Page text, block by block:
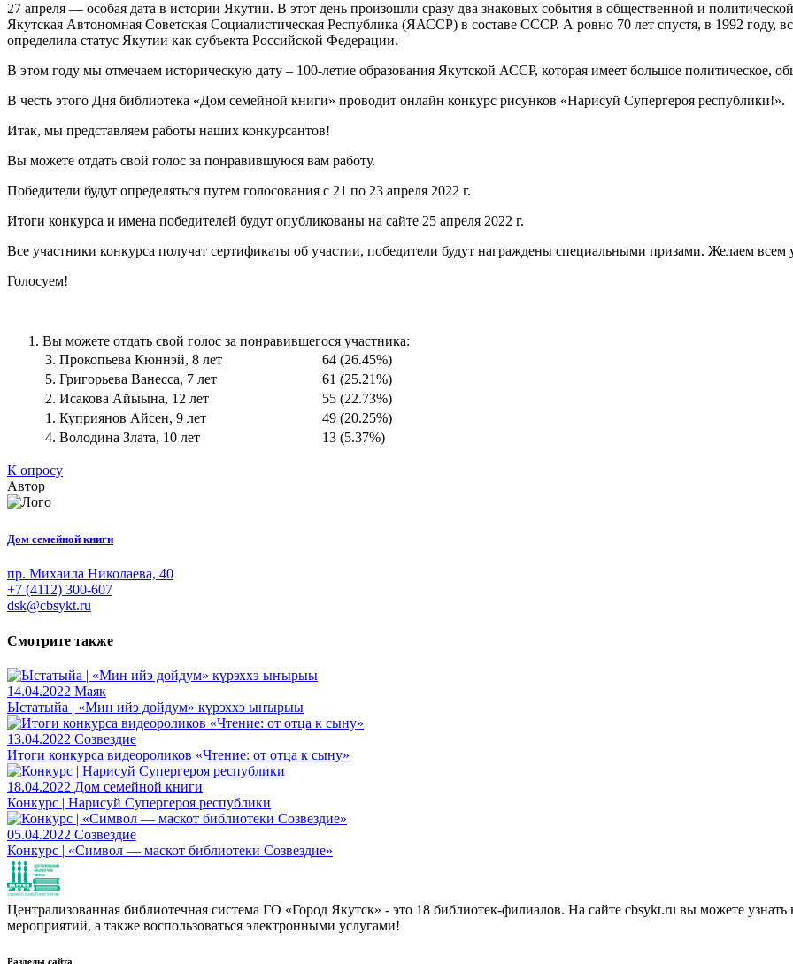
27 апреля — особая дата в истории Якутии. В этот день произошли сразу два знаковых события в общественной и
Якутская Автономная Советская Социалистическая Республика (ЯАССР) в составе СССР. А ровно 70 лет спустя, в 1992 году,
определила статус Якутии как субъекта Российской Федерации.
В этом году мы отмечаем историческую дату – 100-летие образования Якутской АССР, которая имеет большое политическое,
В честь этого Дня библиотека «Дом семейной книги» проводит онлайн конкурс рисунков «Нарисуй Супергероя республики!».
Итак, мы представляем работы наших конкурсантов!
Вы можете отдать свой голос за понравившуюся вам работу.
Победители будут определяться путем голосования с 21 по 23 апреля 2022 г.
Итоги конкурса и имена победителей будут опубликованы на сайте 25 апреля 2022 г.
Все участники конкурса получат сертификаты об участии, победители будут награждены специальными призами. Желаем всем
Голосуем!
Вы можете отдать свой голос за понравившегося участника:
3. Прокопьева Кюннэй, 8 лет
64 (26.45%)
5. Григорьева Ванесса, 7 лет
61 (25.21%)
2. Исакова Айыына, 12 лет
55 (22.73%)
1. Куприянов Айсен, 9 лет
49 (20.25%)
4. Володина Злата, 10 лет
13 (5.37%)
К опросу
Автор
Дом семейной книги
пр. Михаила Николаева, 40
+7 (4112) 300-607
dsk@cbsykt.ru
Смотрите также
14.04.2022 Маяк
Ыстатыйа | «Мин ийэ дойдум» күрэххэ ыҥырыы
13.04.2022 Созвездие
Итоги конкурса видеороликов «Чтение: от отца к сыну»
18.04.2022 Дом семейной книги
Конкурс | Нарисуй Супергероя республики
05.04.2022 Созвездие
Конкурс | «Символ — маскот библиотеки Созвездие»
Централизованная библиотечная система ГО «Город Якутск» - это 18 библиотек-филиалов. На сайте cbsykt.ru вы можете
мероприятий, а также воспользоваться электронными услугами!
Разделы сайта